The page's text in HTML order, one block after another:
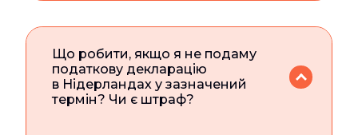
Що робити, якщо я не подаму
податкову декларацію
в Нідерландах у зазначений
термін? Чи є штраф?